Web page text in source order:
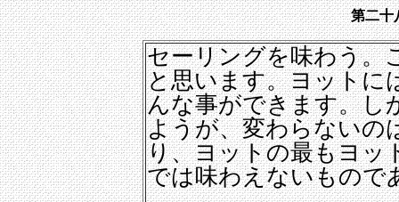
第二
セーリングを味わう。
と思います。ヨットに
んな事ができます。し
ようが、変わらないの
り、ヨットの最もヨッ
では味わえないもので